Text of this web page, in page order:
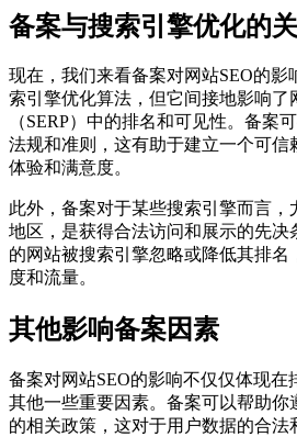
备案与搜索引擎优化的
现在，我们来看备案对网站SEO的影
索引擎优化算法，但它间接地影响了
（SERP）中的排名和可见性。备案
法规和准则，这有助于建立一个可信
体验和满意度。
此外，备案对于某些搜索引擎而言，
地区，是获得合法访问和展示的先决
的网站被搜索引擎忽略或降低其排
度和流量。
其他影响备案因素
备案对网站SEO的影响不仅仅体现在
其他一些重要因素。备案可以帮助你
的相关政策，这对于用户数据的合法